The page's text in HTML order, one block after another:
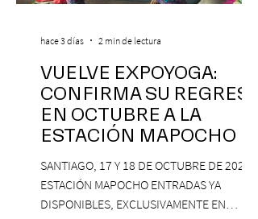
VUELVE EXPOYOGA:
CONFIRMA SU REGRESO
EN OCTUBRE A LA
ESTACIÓN MAPOCHO
SANTIAGO, 17 Y 18 DE OCTUBRE DE 2026,
ESTACIÓN MAPOCHO ENTRADAS YA
DISPONIBLES, EXCLUSIVAMENTE EN
hace 3 días 2 min de lectura